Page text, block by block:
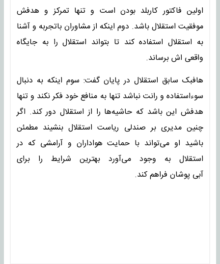
اولین فاکتور کاربلد بودن است و تنها تمرکز و هدفش
موفقیت استقلال باشد. دوم اینکه از مشاوران باتجربه و آشنا
به استقلال استفاده کند تا بتواند استقلال را به جایگاه
واقعی اش برساند.
هافبک سابق استقلال در پایان گفت: سوم اینکه به دنبال
سوءاستفاده و رانت نباشد تنها به منافع خود فکر نکند و تنها
هدفش این باشد که حاشیه‌ها را از استقلال دور کند. اگر
چنین مدیری بر صندلی ریاست استقلال بنشیند مطمئن
باشید او می‌تواند با حمایت هواداران و آرامشی که در
استقلال به وجود می‌آورد بهترین شرایط را برای
آبی پوشان فراهم کند.